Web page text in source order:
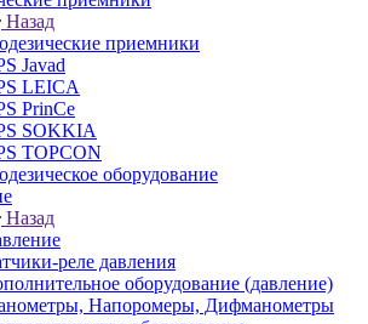
Назад
приемники
Javad
LEICA
PrinCe
SOKKIA
TOPCON
оборудование
Назад
реле давления
оборудование (давление)
Напоромеры, Дифманометры